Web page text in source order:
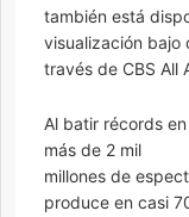
también está
visualización bajo
través de CBS All
Al batir récords
más de 2 mil
millones de
produce en casi